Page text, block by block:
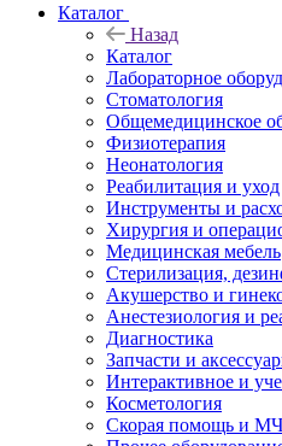
Каталог
Назад
Каталог
Лабораторное
Стоматология
Общемедицинское
Физиотерапия
Неонатология
Реабилитация и уход
Инструменты и
Хирургия и
Медицинская мебель
Стерилизация,
Акушерство и
Анестезиология и
Диагностика
Запчасти и
Интерактивное и
Косметология
Скорая помощь и